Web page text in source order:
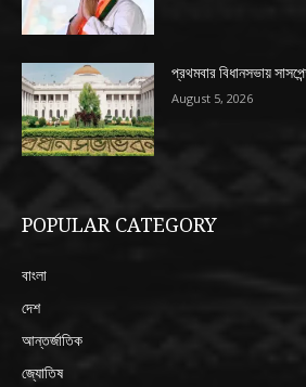
প্রথমবার বিধানসভায়
August 5, 2026
POPULAR CATEGORY
বাংলা
দেশ
আন্তর্জাতিক
জ্যোতিষ